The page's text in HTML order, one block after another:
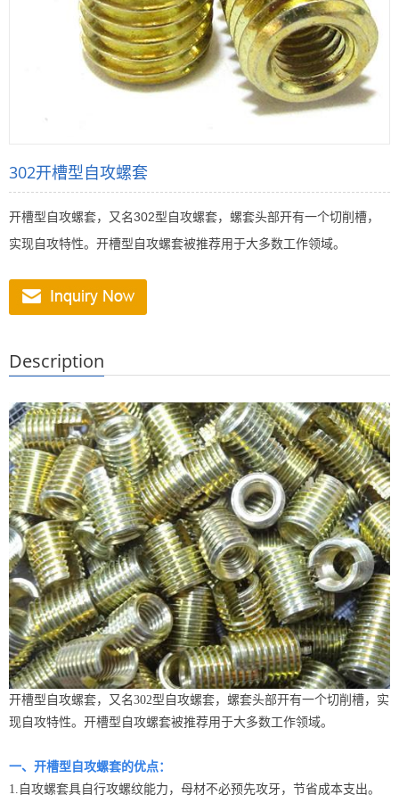
302开槽型自攻螺套
开槽型自攻螺套，又名302型自攻螺套，螺套头部开有一个切削槽，
实现自攻特性。开槽型自攻螺套被推荐用于大多数工作领域。
Description
开槽型自攻螺套，又名302型自攻螺套，螺套头部开有一个切削槽，实
现自攻特性。开槽型自攻螺套被推荐用于大多数工作领域。
一、开槽型自攻螺套的优点：
1.自攻螺套具自行攻螺纹能力，母材不必预先攻牙，节省成本支出。